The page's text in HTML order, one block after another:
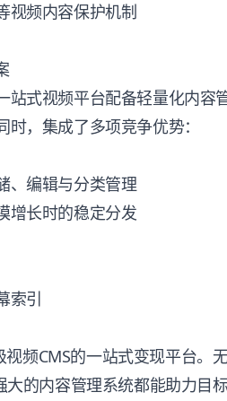
视频内容保护机制
站式视频平台配备轻量化内容
，集成了多项竞争优势：
、编辑与分类管理
增长时的稳定分发
索引
频CMS的一站式变现平台。
大的内容管理系统都能助力目